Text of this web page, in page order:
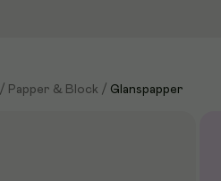
/ Papper & Block / Glanspapper